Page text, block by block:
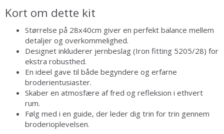
Kort om dette kit
Størrelse på 28x40cm giver en perfekt balance mellem
detaljer og overkommelighed.
Designet inkluderer jernbeslag (Iron fitting 5205/28) for
ekstra robusthed.
En ideel gave til både begyndere og erfarne
broderientusiaster.
Skaber en atmosfære af fred og refleksion i ethvert
rum.
Følg med i en guide, der leder dig trin for trin gennem
broderioplevelsen.